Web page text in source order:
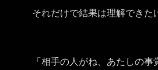
それだけで結果は理解できた
「相手の人がね、あたしの